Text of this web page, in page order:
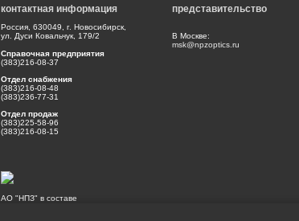
контактная информация
Россия, 630049, г. Новосибирск,
ул. Дуси Ковальчук, 179/2
Справочная предприятия
(383)216-08-37
Отдел снабжения
(383)216-08-48
(383)236-77-31
Отдел продаж
(383)225-58-96
(383)216-08-15
представительство
В Москве:
msk@npzoptics.ru
АО "НПЗ" в составе